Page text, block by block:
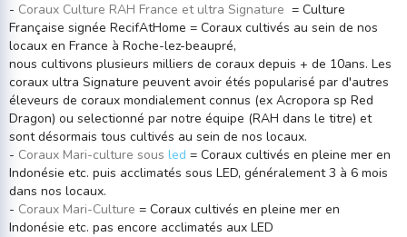
- Coraux Culture RAH France et ultra Signature = Culture
Française signée RecifAtHome = Coraux cultivés au sein de nos
locaux en France à Roche-lez-beaupré,
nous cultivons plusieurs milliers de coraux depuis + de 10ans. Les
coraux ultra Signature peuvent avoir étés popularisé par d'autres
éleveurs de coraux mondialement connus (ex Acropora sp Red
Dragon) ou selectionné par notre équipe (RAH dans le titre) et
sont désormais tous cultivés au sein de nos locaux.
- Coraux Mari-culture sous led = Coraux cultivés en pleine mer en
Indonésie etc. puis acclimatés sous LED, généralement 3 à 6 mois
dans nos locaux.
- Coraux Mari-Culture = Coraux cultivés en pleine mer en
Indonésie etc. pas encore acclimatés aux LED